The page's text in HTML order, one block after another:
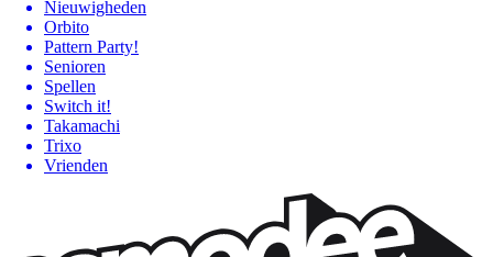
Nieuwigheden
Orbito
Pattern Party!
Senioren
Spellen
Switch it!
Takamachi
Trixo
Vrienden